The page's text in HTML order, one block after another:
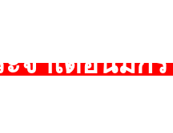
จำเดือนมก